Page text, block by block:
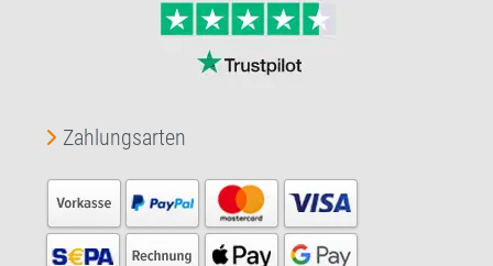
Zahlungsarten